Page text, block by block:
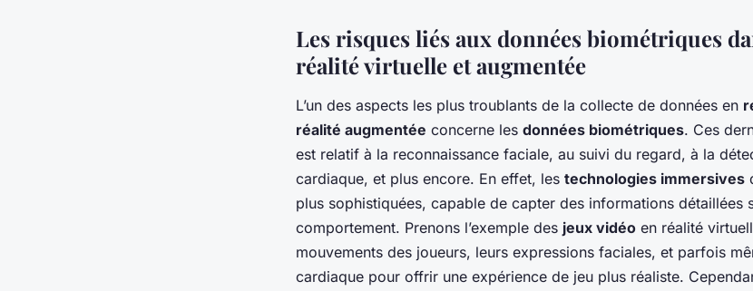
Les risques liés aux données biométriques
réalité virtuelle et augmentée
L’un des aspects les plus troublants de la collecte de données en
réalité augmentée concerne les données biométriques. Ces
est relatif à la reconnaissance faciale, au suivi du regard, à la
cardiaque, et plus encore. En effet, les technologies immersives
plus sophistiquées, capable de capter des informations détaillées
comportement. Prenons l’exemple des jeux vidéo en réalité
mouvements des joueurs, leurs expressions faciales, et parfois
cardiaque pour offrir une expérience de jeu plus réaliste.